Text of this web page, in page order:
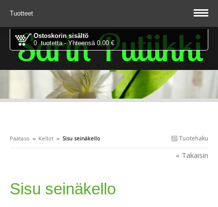
Tuotteet
Ostoskorin sisältö
0 tuotetta - Yhteensä 0.00 €
Sarin Putiikki
Tuotehaku
Päätaso ›› Kellot ›› Sisu seinäkello
« Takaisin
Sisu seinäkello